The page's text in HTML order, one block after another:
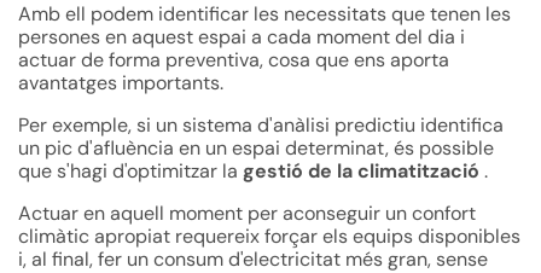
Amb ell podem identificar les necessitats que tenen les
persones en aquest espai a cada moment del dia i
actuar de forma preventiva, cosa que ens aporta
avantatges importants.
Per exemple, si un sistema d'anàlisi predictiu identifica
un pic d'afluència en un espai determinat, és possible
que s'hagi d'optimitzar la gestió de la climatització .
Actuar en aquell moment per aconseguir un confort
climàtic apropiat requereix forçar els equips disponibles
i, al final, fer un consum d'electricitat més gran, sense